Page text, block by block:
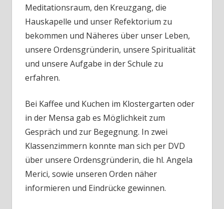
Meditationsraum, den Kreuzgang, die
Hauskapelle und unser Refektorium zu
bekommen und Näheres über unser Leben,
unsere Ordensgründerin, unsere Spiritualität
und unsere Aufgabe in der Schule zu
erfahren.
Bei Kaffee und Kuchen im Klostergarten oder
in der Mensa gab es Möglichkeit zum
Gespräch und zur Begegnung. In zwei
Klassenzimmern konnte man sich per DVD
über unsere Ordensgründerin, die hl. Angela
Merici, sowie unseren Orden näher
informieren und Eindrücke gewinnen.